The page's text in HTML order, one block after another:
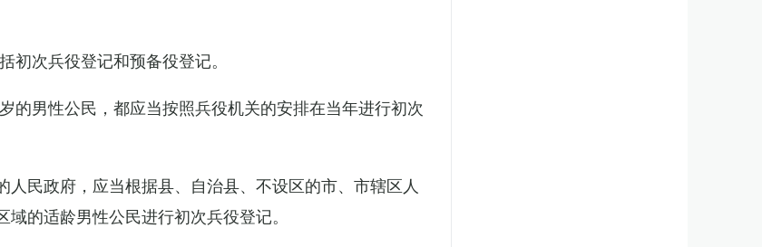
次兵役登记和预备役登记。
的男性公民，都应当按照兵役机关的安排在当年进行初次
民政府，应当根据县、自治县、不设区的市、市辖区人
的适龄男性公民进行初次兵役登记。